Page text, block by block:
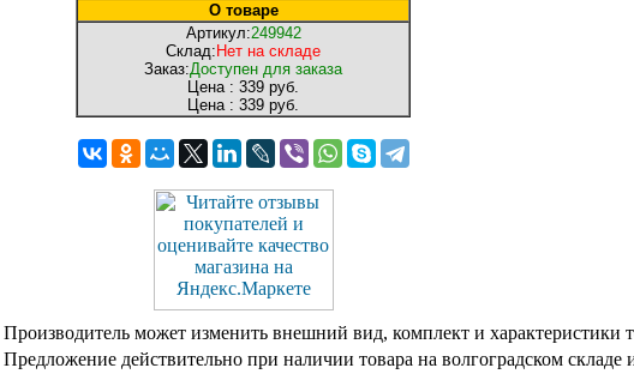
О товаре
Артикул:249942
Склад: Нет на складе
Заказ:Доступен для заказа
Цена : 339 руб.
Цена : 339 руб.
Производитель может изменить внешний вид, комплект и характеристики
Предложение действительно при наличии товара на волгоградском складе